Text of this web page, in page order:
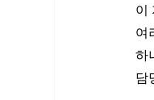
이
여
하
담